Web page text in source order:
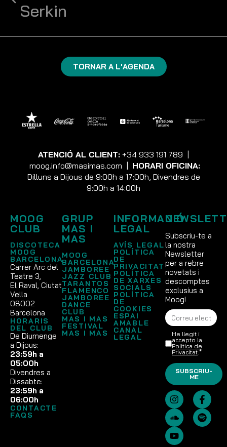
Serkin
TORNAR A L'AGENDA
ATENCIÓ AL CLIENT: +34 933 191 789
moog.info@masimas.com
HORARI OFICINA:
Dilluns a Dijous de 9:00h a 17:00h, Divendres de
9:00h a 14:00h
MOOG
CLUB
DISCOTECA
MOOG
BARCELONA
Carrer Arc del
Teatre 3,
El Raval, Ciutat
Vella
08002
Barcelona
HORARIS
DEL CLUB
De Diumenge
a Dijous:
23:59h a
05:00h
Divendres a
Dissabte:
23:59h a
06:00h
CONTACTE
FAQS
GRUP
MAS I
MAS
MOOG
BARCELONA
JAMBOREE
JAZZ CLUB
TARANTOS
FLAMENCO
JAMBOREE
DANCE
CLUB
MAS I MAS
FESTIVAL
MAS I MAS
INFORMACIÓ
LEGAL
AVÍS LEGAL
POLÍTICA
DE
PRIVACITAT
POLÍTICA
DE XARXES
SOCIALS
POLÍTICA
DE
COOKIES
ESPAI
AMABLE
CANAL
LEGAL
Subscriu-te a
la nostra
Newsletter
per a rebre
novetats i
descomptes
exclusius a
Moog!
He llegit i
accepto la
Política de
Privacitat.*
SUBSCRIU-
ME